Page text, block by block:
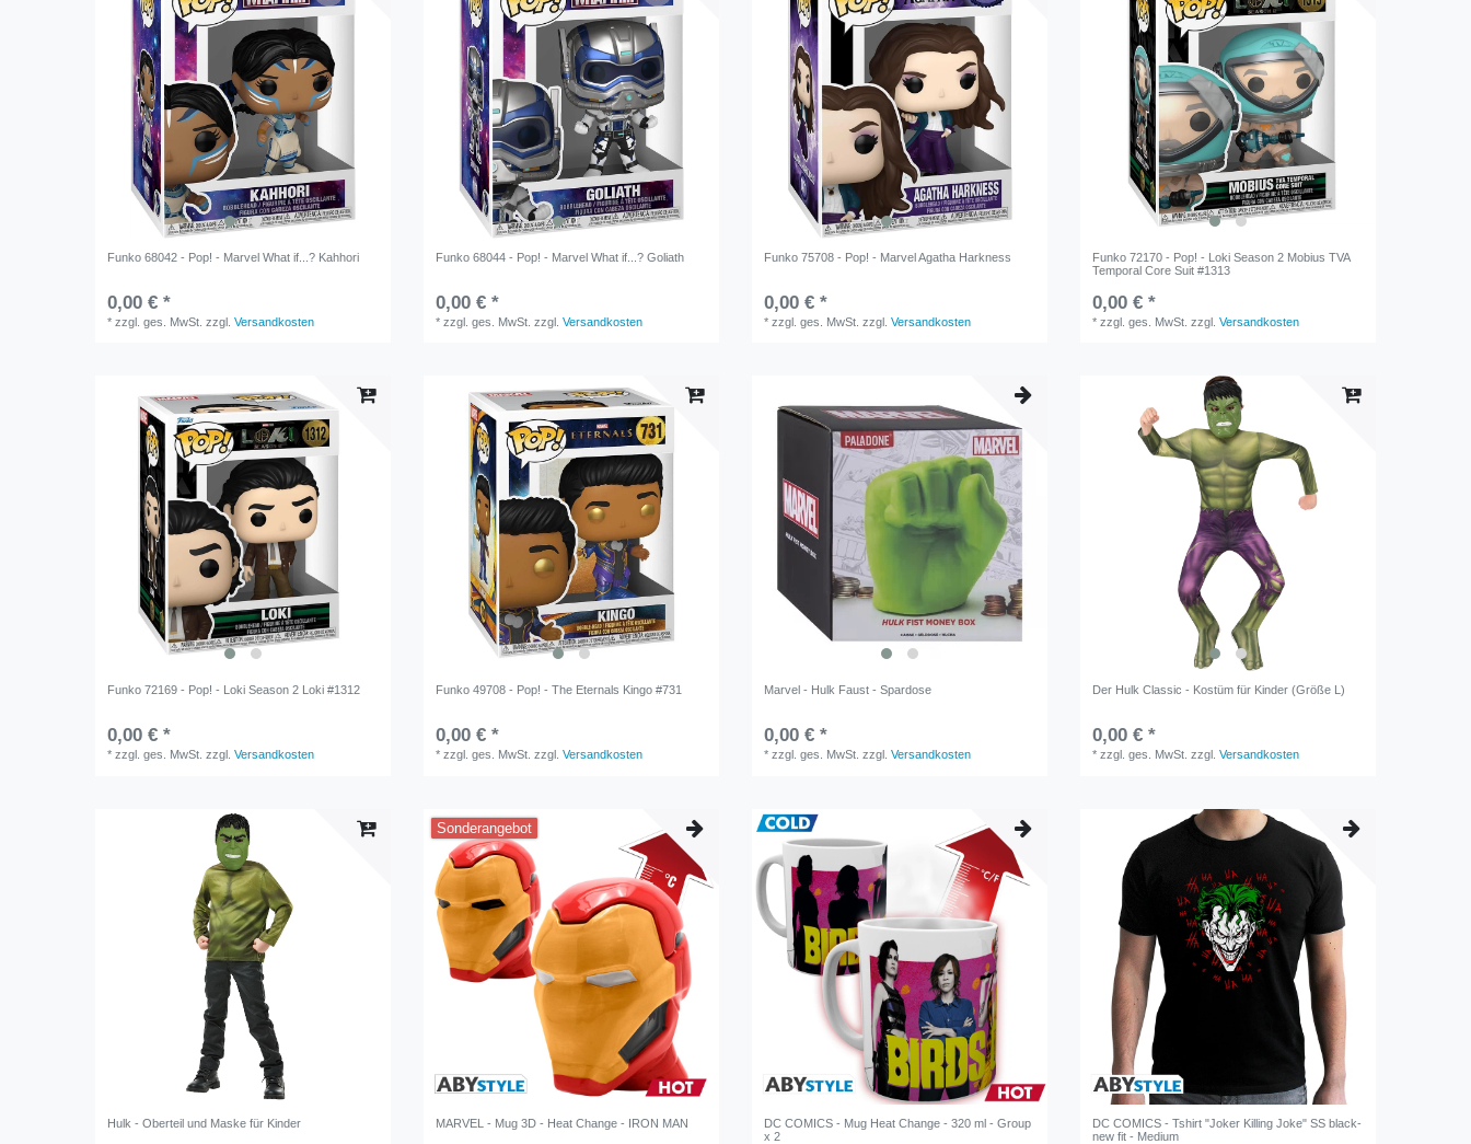
Funko 68042 - Pop! - Marvel What if...? Kahhori
0,00 € *
*zzgl. ges. MwSt. zzgl.Versandkosten
Funko 68044 - Pop! - Marvel What if...? Goliath
0,00 € *
*zzgl. ges. MwSt. zzgl.Versandkosten
Funko 75708 - Pop! - Marvel Agatha Harkness
0,00 € *
*zzgl. ges. MwSt. zzgl.Versandkosten
Funko 72170 - Pop! - Loki Season 2 Mobius TVA
Temporal Core Suit #1313
0,00 € *
*zzgl. ges. MwSt. zzgl.Versandkosten
Funko 72169 - Pop! - Loki Season 2 Loki #1312
0,00 € *
*zzgl. ges. MwSt. zzgl.Versandkosten
Funko 49708 - Pop! - The Eternals Kingo #731
0,00 € *
*zzgl. ges. MwSt. zzgl.Versandkosten
Marvel - Hulk Faust - Spardose
0,00 € *
*zzgl. ges. MwSt. zzgl.Versandkosten
Der Hulk Classic - Kostüm für Kinder (Größe L)
0,00 € *
*zzgl. ges. MwSt. zzgl.Versandkosten
Hulk - Oberteil und Maske für Kinder
Sonderangebot
MARVEL - Mug 3D - Heat Change - IRON MAN
DC COMICS - Mug Heat Change - 320 ml - Group
x 2
DC COMICS - Tshirt "Joker Killing Joke" SS black-
new fit - Medium